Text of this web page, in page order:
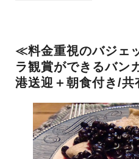
≪料金重視のバジェ
ラ観賞ができるバン
港送迎＋朝食付き/共